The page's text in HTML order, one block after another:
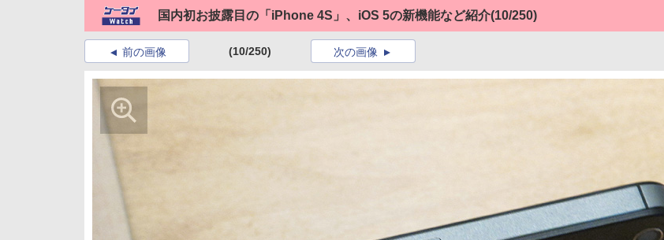
国内初お披露目の「iPhone 4S」、iOS 5の新機能など紹介(10/250)
前の画像 (10/250) 次の画像